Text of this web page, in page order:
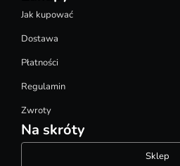
Jak kupować
Dostawa
Płatności
Regulamin
Zwroty
Na skróty
Sklep